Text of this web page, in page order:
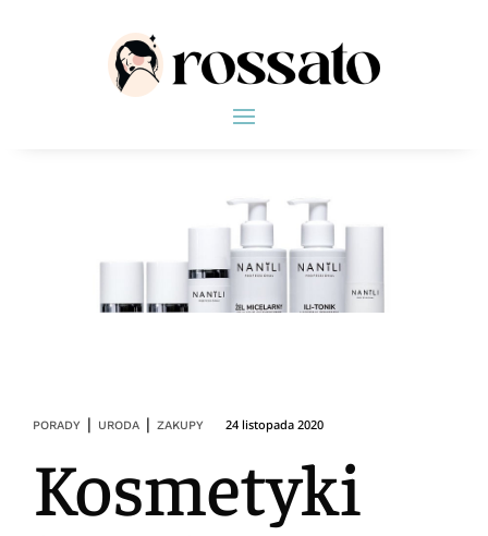
PORADY | URODA | ZAKUPY 24 listopada 2020
Kosmetyki